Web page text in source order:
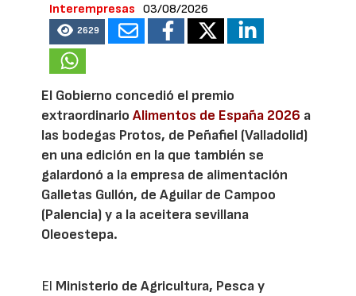
Interempresas
03/08/2026
2629
El Gobierno concedió el premio
extraordinarioAlimentos de España 2026 a
las bodegas Protos, de Peñafiel (Valladolid)
en una edición en la que también se
galardonó a la empresa de alimentación
Galletas Gullón, de Aguilar de Campoo
(Palencia) y a la aceitera sevillana
Oleoestepa.
El Ministerio de Agricultura, Pesca y